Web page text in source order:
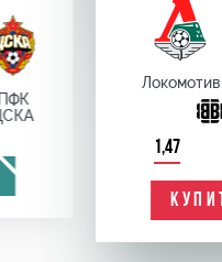
Локомотив
1,47